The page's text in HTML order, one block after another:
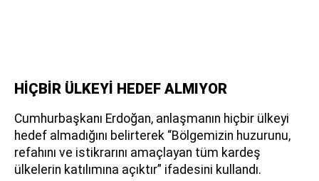
HİÇBİR ÜLKEYİ HEDEF ALMIYOR
Cumhurbaşkanı Erdoğan, anlaşmanın hiçbir ülkeyi
hedef almadığını belirterek “Bölgemizin huzurunu,
refahını ve istikrarını amaçlayan tüm kardeş
ülkelerin katılımına açıktır” ifadesini kullandı.